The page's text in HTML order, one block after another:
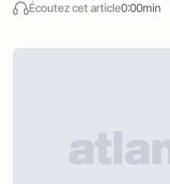
Écoutez cet article0:00min